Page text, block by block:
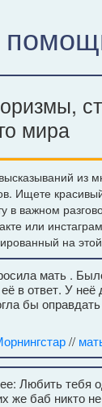
мира
из
Ищете
в важном
или
на
мать .
её в ответ. У
бы
//
Любить тебя
же баб никто